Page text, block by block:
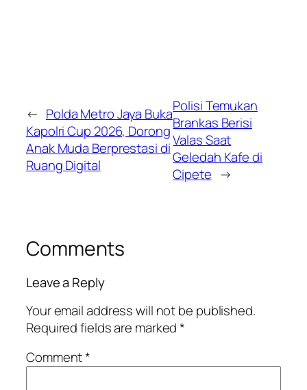
← Polda Metro Jaya Buka
Kapolri Cup 2026, Dorong
Anak Muda Berprestasi di
Ruang Digital
Polisi Temukan
Brankas Berisi
Valas Saat
Geledah Kafe di
Cipete →
Comments
Leave a Reply
Your email address will not be published.
Required fields are marked*
Comment*